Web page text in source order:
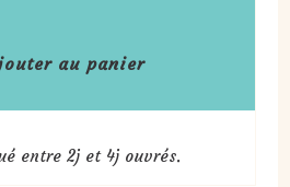
au panier
entre 2j et 4j ouvrés.